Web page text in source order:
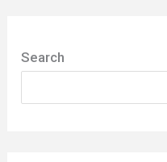
Search